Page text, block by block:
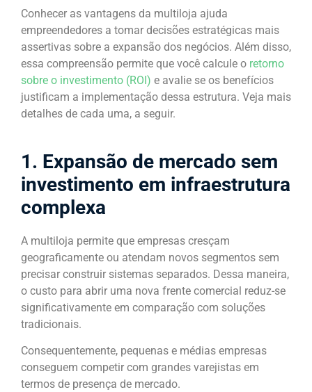
Conhecer as vantagens da multiloja ajuda
empreendedores a tomar decisões estratégicas mais
assertivas sobre a expansão dos negócios. Além disso,
essa compreensão permite que você calcule o retorno
sobre o investimento (ROI) e avalie se os benefícios
justificam a implementação dessa estrutura. Veja mais
detalhes de cada uma, a seguir.
1. Expansão de mercado sem
investimento em infraestrutura
complexa
A multiloja permite que empresas cresçam
geograficamente ou atendam novos segmentos sem
precisar construir sistemas separados. Dessa maneira,
o custo para abrir uma nova frente comercial reduz-se
significativamente em comparação com soluções
tradicionais.
Consequentemente, pequenas e médias empresas
conseguem competir com grandes varejistas em
termos de presença de mercado.